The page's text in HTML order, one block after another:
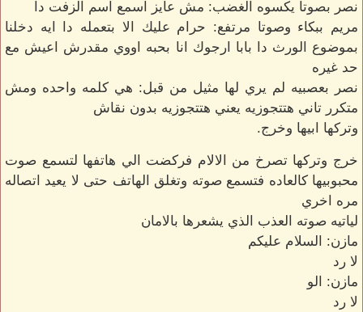
نصر بصوتا يكسوه الغضب: مش عايز اسمع اسم الزفت دا
مريم ببكاء وصوتا مرتفع: حرام عليك الا بتعمله دا ايه دخلنا
بموضوع الورث دا بابا ارجوك انا بحبه اووي مقدرش اعيش مع
حد غيره
نصر بعصبيه لم يري لها مثيل من قبل: هي كلمه واحده ومش
متكرر تاني هتتجوزيه يعني هتتجوزيه بدون نقاش
وتركها ابيها وخرج.
خرج وتركها تصرخ من الالام فركضت الي هاتفها لتسمع صوت
محبوبيها كالعاده فتسمع صوته وتغلق الهاتف حتى لا يعيد اتصاله
مره اخري
لياتيه صوته العذب الذي يشعرها بالامان
مازن: السلام عليكم
لا رد
مازن: الو
لا رد